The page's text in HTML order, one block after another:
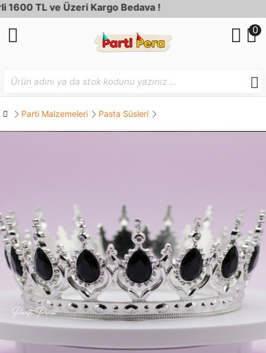
TL ve Üzeri Kargo Bedava !
0
Parti Malzemeleri Pasta Süsleri